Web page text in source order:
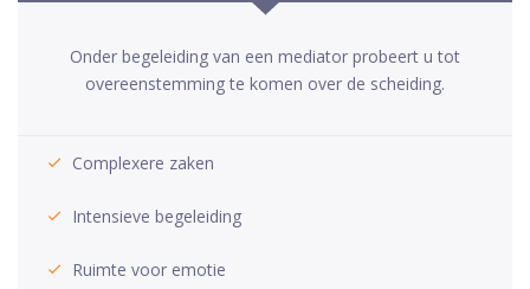
Onder begeleiding van een mediator probeert u tot
overeenstemming te komen over de scheiding.
Complexere zaken
Intensieve begeleiding
Ruimte voor emotie